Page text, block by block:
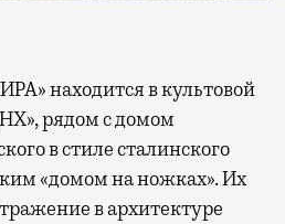
находится в культовой
рядом с домом
в стиле сталинского
«домом на ножках». Их
в архитектуре